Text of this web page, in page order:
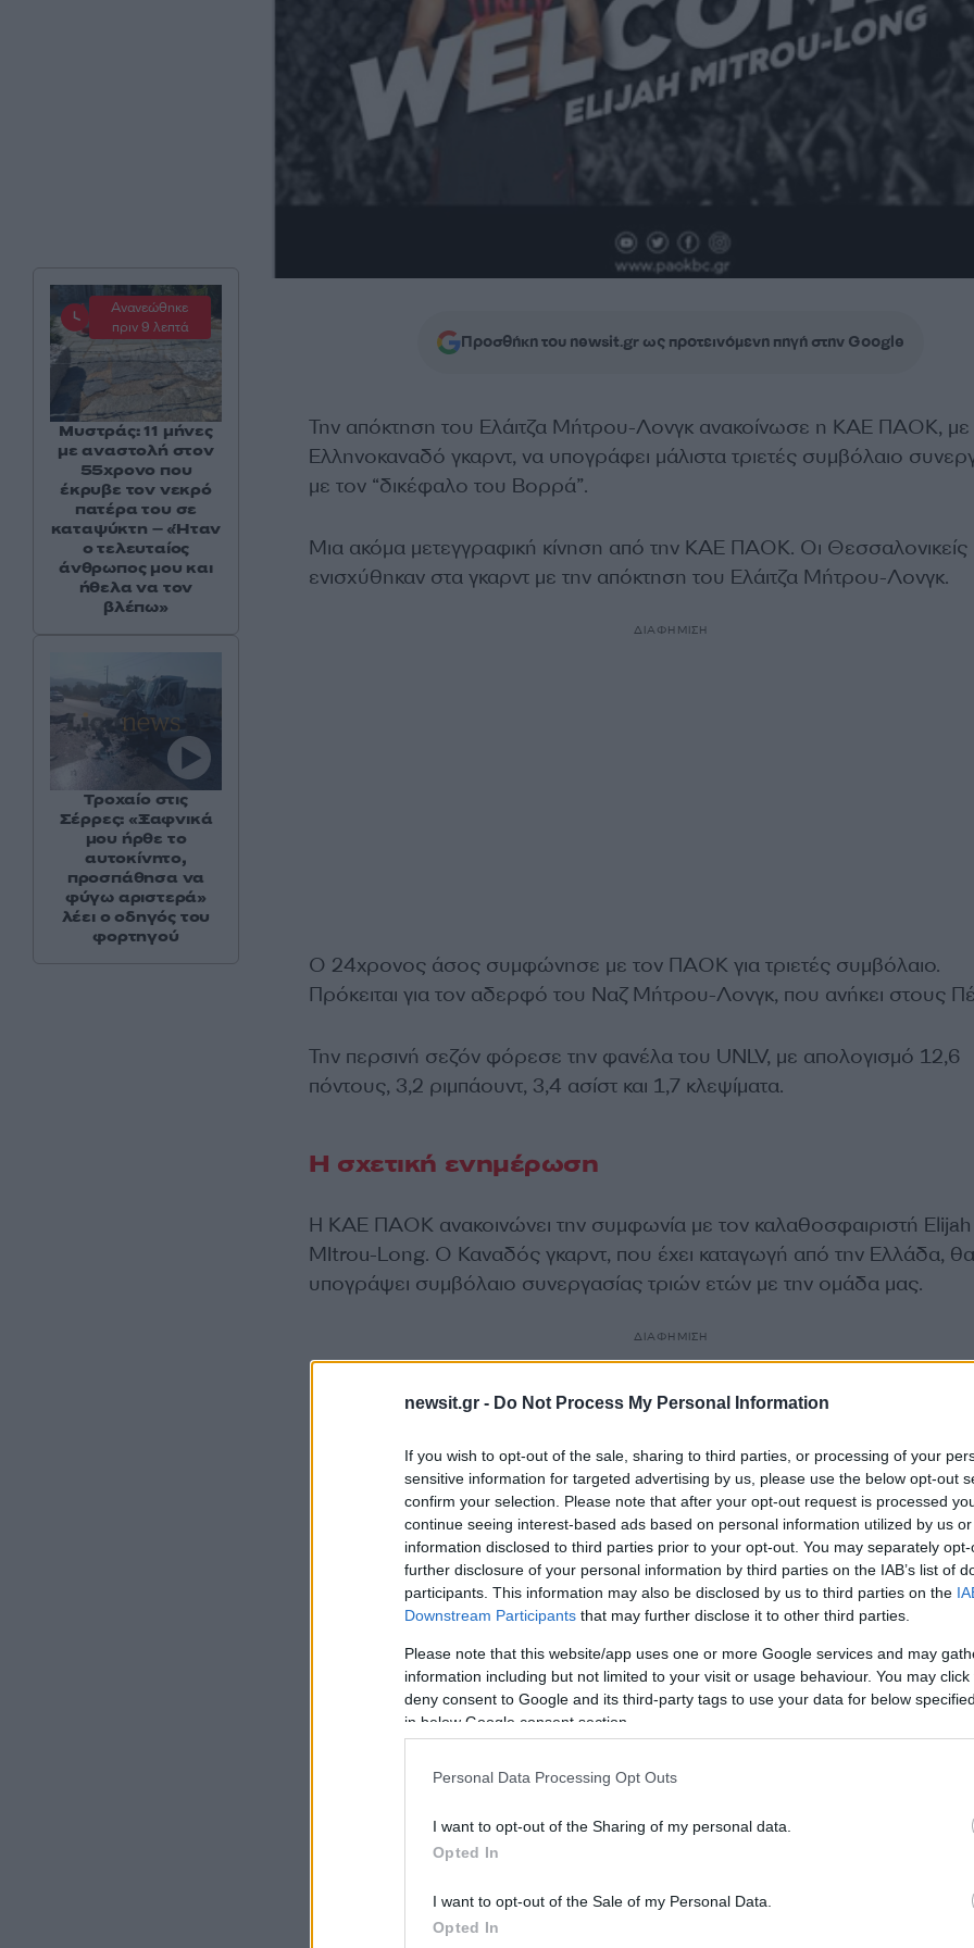
newsit.gr - Do Not Process My Personal Information
If you wish to opt-out of the sale, sharing to third parties, or processing of your
sensitive information for targeted advertising by us, please use the below opt-out
confirm your selection. Please note that after your opt-out request is processed
continue seeing interest-based ads based on personal information utilized by us
information disclosed to third parties prior to your opt-out. You may separately
further disclosure of your personal information by third parties on the IAB’s list of
participants. This information may also be disclosed by us to third parties on the
Downstream Participants that may further disclose it to other third parties.
Please note that this website/app uses one or more Google services and may
information including but not limited to your visit or usage behaviour. You may
deny consent to Google and its third-party tags to use your data for below
in below Google consent section.
Personal Data Processing Opt Outs
I want to opt-out of the Sharing of my personal data.
Opted In
I want to opt-out of the Sale of my Personal Data.
Opted In
Προσθήκη του newsit.gr ως προτεινόμενη πηγή στην Google
Την απόκτηση του Ελάιτζα Μήτρου-Λονγκ ανακοίνωσε η ΚΑΕ ΠΑΟΚ, με
Ελληνοκαναδό γκαρντ, να υπογράφει μάλιστα τριετές συμβόλαιο
με τον “δικέφαλο του Βορρά”.
Μια ακόμα μετεγγραφική κίνηση από την ΚΑΕ ΠΑΟΚ. Οι Θεσσαλονικείς
ενισχύθηκαν στα γκαρντ με την απόκτηση του Ελάιτζα Μήτρου-Λονγκ.
ΔΙΑΦΗΜΙΣΗ
Ο 24χρονος άσος συμφώνησε με τον ΠΑΟΚ για τριετές συμβόλαιο.
Πρόκειται για τον αδερφό του Ναζ Μήτρου-Λονγκ, που ανήκει στους
Την περσινή σεζόν φόρεσε την φανέλα του UNLV, με απολογισμό 12,6
πόντους, 3,2 ριμπάουντ, 3,4 ασίστ και 1,7 κλεψίματα.
Η σχετική ενημέρωση
Η ΚΑΕ ΠΑΟΚ ανακοινώνει την συμφωνία με τον καλαθοσφαιριστή Elijah
MItrou-Long. Ο Καναδός γκαρντ, που έχει καταγωγή από την Ελλάδα, θα
υπογράψει συμβόλαιο συνεργασίας τριών ετών με την ομάδα μας.
ΔΙΑΦΗΜΙΣΗ
Ανανεώθηκε
πριν 9 λεπτά
Μυστράς: 11 μήνες
με αναστολή στον
55χρονο που
έκρυβε τον νεκρό
πατέρα του σε
καταψύκτη – «Ήταν
ο τελευταίος
άνθρωπος μου και
ήθελα να τον
βλέπω»
Τροχαίο στις
Σέρρες: «Ξαφνικά
μου ήρθε το
αυτοκίνητο,
προσπάθησα να
φύγω αριστερά»
λέει ο οδηγός του
φορτηγού